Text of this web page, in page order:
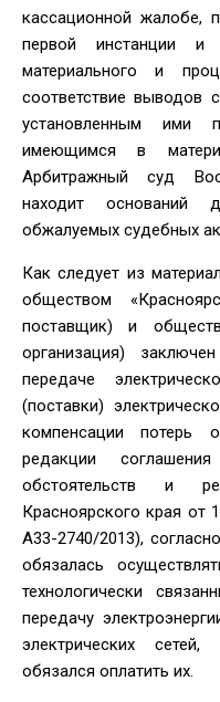
кассационной жалобе,
первой инстанции и
материального и
соответствие выводов
установленным ими
имеющимся в
Арбитражный суд
находит оснований
обжалуемых судебных
Как следует из
обществом
поставщик) и
организация)
передаче
(поставки)
компенсации потерь
редакции
обстоятельств и
Красноярского края от
А33-2740/2013),
обязалась
технологически
передачу
электрических
обязался оплатить их.